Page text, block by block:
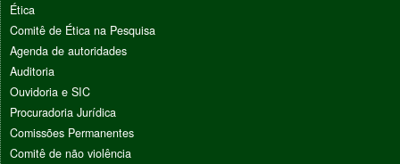
Ética
Comitê de Ética na Pesquisa
Agenda de autoridades
Auditoria
Ouvidoria e SIC
Procuradoria Jurídica
Comissões Permanentes
Comitê de não violência